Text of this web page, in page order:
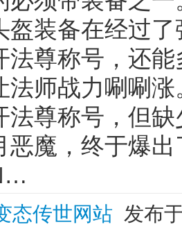
盔装备在经过
法尊称号，还
法师战力唰唰
法尊称号，但
恶魔，终于爆
态传世网站 发布